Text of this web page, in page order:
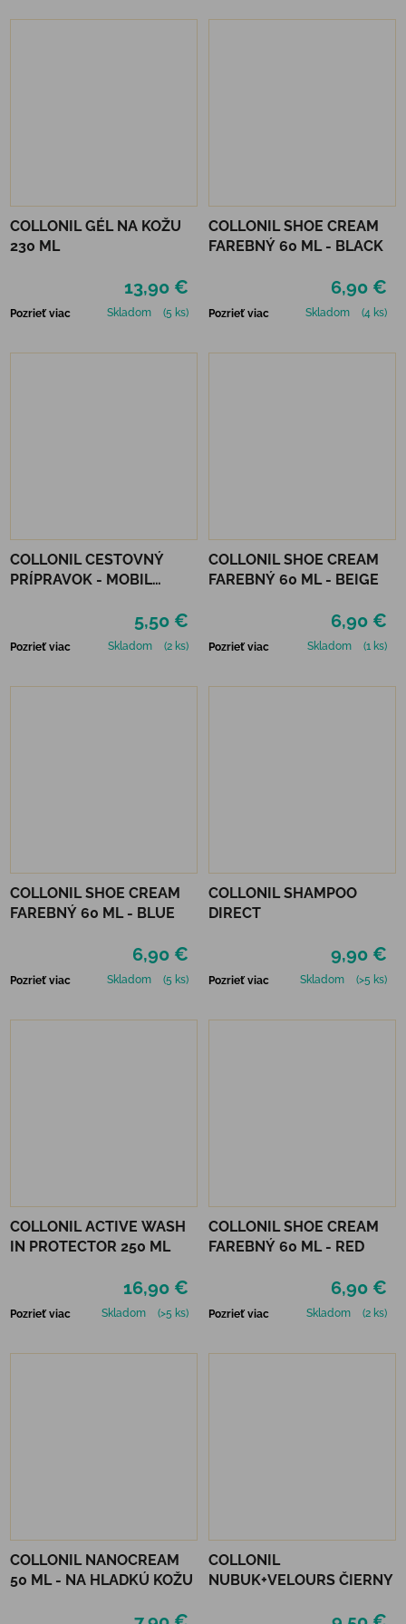
COLLONIL GÉL NA KOŽU
230 ML
13,90 €
Pozrieť viac Skladom (5 ks)
COLLONIL SHOE CREAM
FAREBNÝ 60 ML - BLACK
6,90 €
Pozrieť viac Skladom (4 ks)
COLLONIL CESTOVNÝ
PRÍPRAVOK - MOBIL
5,50 €
Pozrieť viac Skladom (2 ks)
COLLONIL SHOE CREAM
FAREBNÝ 60 ML - BEIGE
6,90 €
Pozrieť viac Skladom (1 ks)
COLLONIL SHOE CREAM
FAREBNÝ 60 ML - BLUE
6,90 €
Pozrieť viac Skladom (5 ks)
COLLONIL SHAMPOO
DIRECT
9,90 €
Pozrieť viac Skladom (>5 ks)
COLLONIL ACTIVE WASH
IN PROTECTOR 250 ML
16,90 €
Pozrieť viac Skladom (>5 ks)
COLLONIL SHOE CREAM
FAREBNÝ 60 ML - RED
6,90 €
Pozrieť viac Skladom (2 ks)
COLLONIL NANOCREAM
50 ML - NA HLADKÚ KOŽU
COLLONIL
NUBUK+VELOURS ČIERNY